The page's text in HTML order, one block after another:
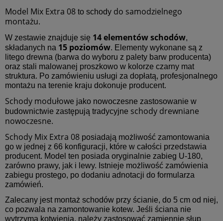
Model Mix Extra 08 to schody do samodzielnego
montażu.
W zestawie znajduje się 14 elementów schodów,
składanych na 15 poziomów. Elementy wykonane są z
litego drewna (barwa do wyboru z palety barw producenta)
oraz stali malowanej proszkowo w kolorze czarny mat
struktura. Po zamówieniu usługi za dopłatą, profesjonalnego
montażu na terenie kraju dokonuje producent.
Schody modułowe jako nowoczesne zastosowanie w
budownictwie zastępują tradycyjne schody drewniane
nowoczesne.
Schody Mix Extra 08 posiadają możliwość zamontowania
go w jednej z 66 konfiguracji, które w całości przedstawia
producent. Model ten posiada oryginalnie zabieg U-180,
zarówno prawy, jak i lewy. Istnieje możliwość zamówienia
zabiegu prostego, po dodaniu adnotacji do formularza
zamówień.
Zalecany jest montaż schodów przy ścianie, do 5 cm od niej,
co pozwala na zamontowanie kotew. Jeśli ściana nie
wytrzyma kotwienia, należy zastosować zamiennie słup